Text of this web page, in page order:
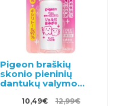
Pigeon braškių
skonio pieninių
dantukų valymo
gelis 40ml
10,49€ 12,99€